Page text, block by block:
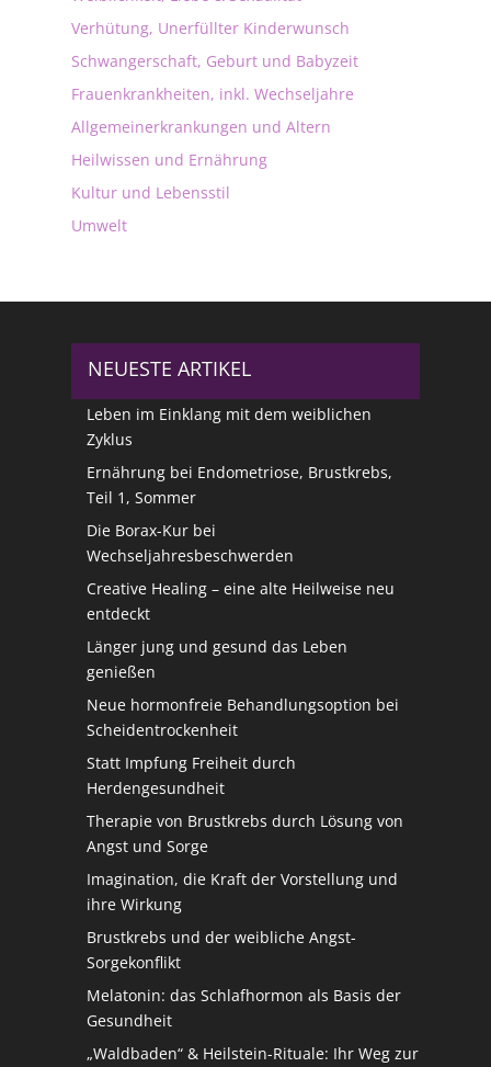
Verhütung, Unerfüllter Kinderwunsch
Schwangerschaft, Geburt und Babyzeit
Frauenkrankheiten, inkl. Wechseljahre
Allgemeinerkrankungen und Altern
Heilwissen und Ernährung
Kultur und Lebensstil
Umwelt
NEUESTE ARTIKEL
Leben im Einklang mit dem weiblichen
Zyklus
Ernährung bei Endometriose, Brustkrebs,
Teil 1, Sommer
Die Borax-Kur bei
Wechseljahresbeschwerden
Creative Healing – eine alte Heilweise neu
entdeckt
Länger jung und gesund das Leben
genießen
Neue hormonfreie Behandlungsoption bei
Scheidentrockenheit
Statt Impfung Freiheit durch
Herdengesundheit
Therapie von Brustkrebs durch Lösung von
Angst und Sorge
Imagination, die Kraft der Vorstellung und
ihre Wirkung
Brustkrebs und der weibliche Angst-
Sorgekonflikt
Melatonin: das Schlafhormon als Basis der
Gesundheit
„Waldbaden“ & Heilstein-Rituale: Ihr Weg zur